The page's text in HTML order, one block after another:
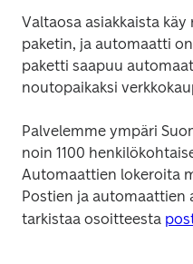
Valtaosa asiakkaista
paketin, ja automaatti
paketti saapuu
noutopaikaksi
Palvelemme ympäri
noin 1100
Automaattien lokeroita
Postien ja automaattien
tarkistaa osoitteesta